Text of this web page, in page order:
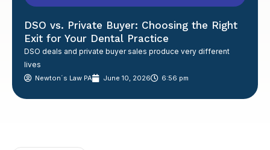
DSO vs. Private Buyer: Choosing the Right
Exit for Your Dental Practice
DSO deals and private buyer sales produce very different
lives
Newton´s Law PA June 10, 2026 6:56 pm